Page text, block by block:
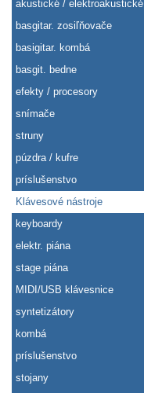
akustické / elektroakustické
basgitar. zosiľňovače
basigitar. kombá
basgit. bedne
efekty / procesory
snímače
struny
púzdra / kufre
príslušenstvo
Klávesové nástroje
keyboardy
elektr. piána
stage piána
MIDI/USB klávesnice
syntetizátory
kombá
príslušenstvo
stojany